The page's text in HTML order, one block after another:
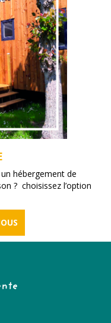
hébergement de
? choisissez l’option